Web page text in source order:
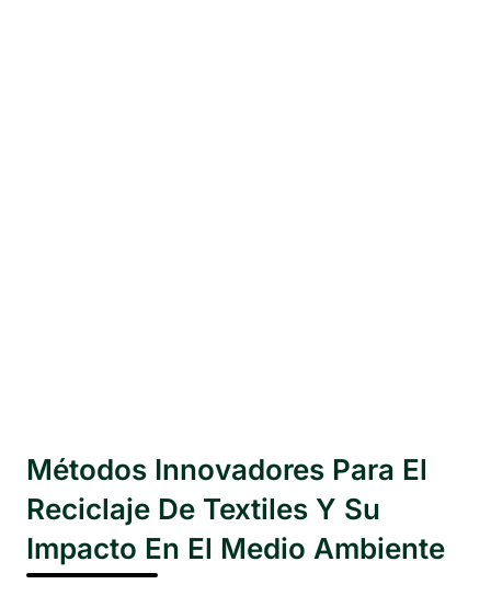
Métodos Innovadores Para El
Reciclaje De Textiles Y Su
Impacto En El Medio Ambiente